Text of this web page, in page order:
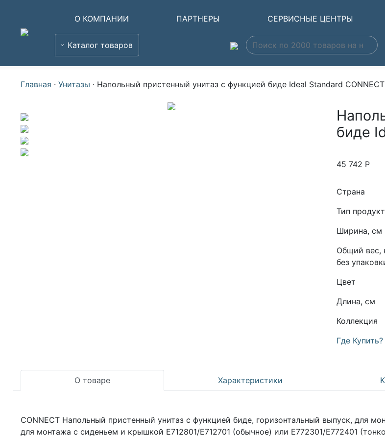
О КОМПАНИИ ПАРТНЕРЫ СЕРВИСНЫЕ ЦЕНТРЫ
Каталог товаров
Главная · Унитазы · Напольный пристенный унитаз с функцией биде Ideal Standard CONNECT
биде
45 742 Р
Страна
Тип
Ширина, см
Общий вес,
без
Цвет
Длина, см
Коллекция
Где Купить?
О товаре Характеристики
CONNECT Напольный пристенный унитаз с функцией биде, горизонтальный выпуск, для
для монтажа с сиденьем и крышкой E712801/E712701 (обычное) или E772301/E772401